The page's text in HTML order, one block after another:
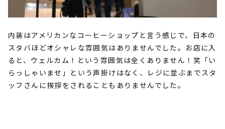
内装はアメリカンなコーヒーショップと言う感じで、日本の
スタバほどオシャレな雰囲気はありませんでした。お店に入
ると、ウェルカム！という雰囲気は全くありません！笑「い
らっしゃいませ」という声掛けはなく、レジに並ぶまでスタ
ッフさんに挨拶をされることもありませんでした。